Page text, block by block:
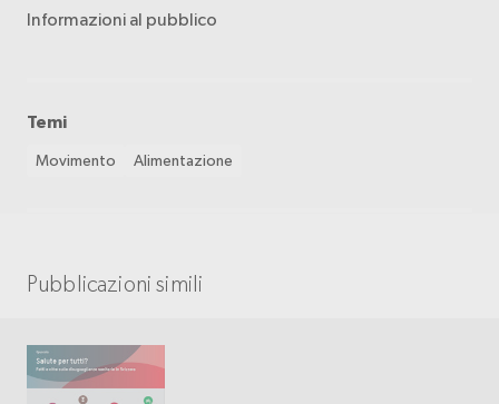
Informazioni al pubblico
Temi
Movimento Alimentazione
Pubblicazioni simili